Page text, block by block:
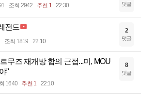
조회 2942 추천 1 22:30 댓글
전드
조회 1819 22:10
2
댓글
무즈 재개방 합의 근접...미, MOU
"
1640 추천 1 22:10
8
댓글